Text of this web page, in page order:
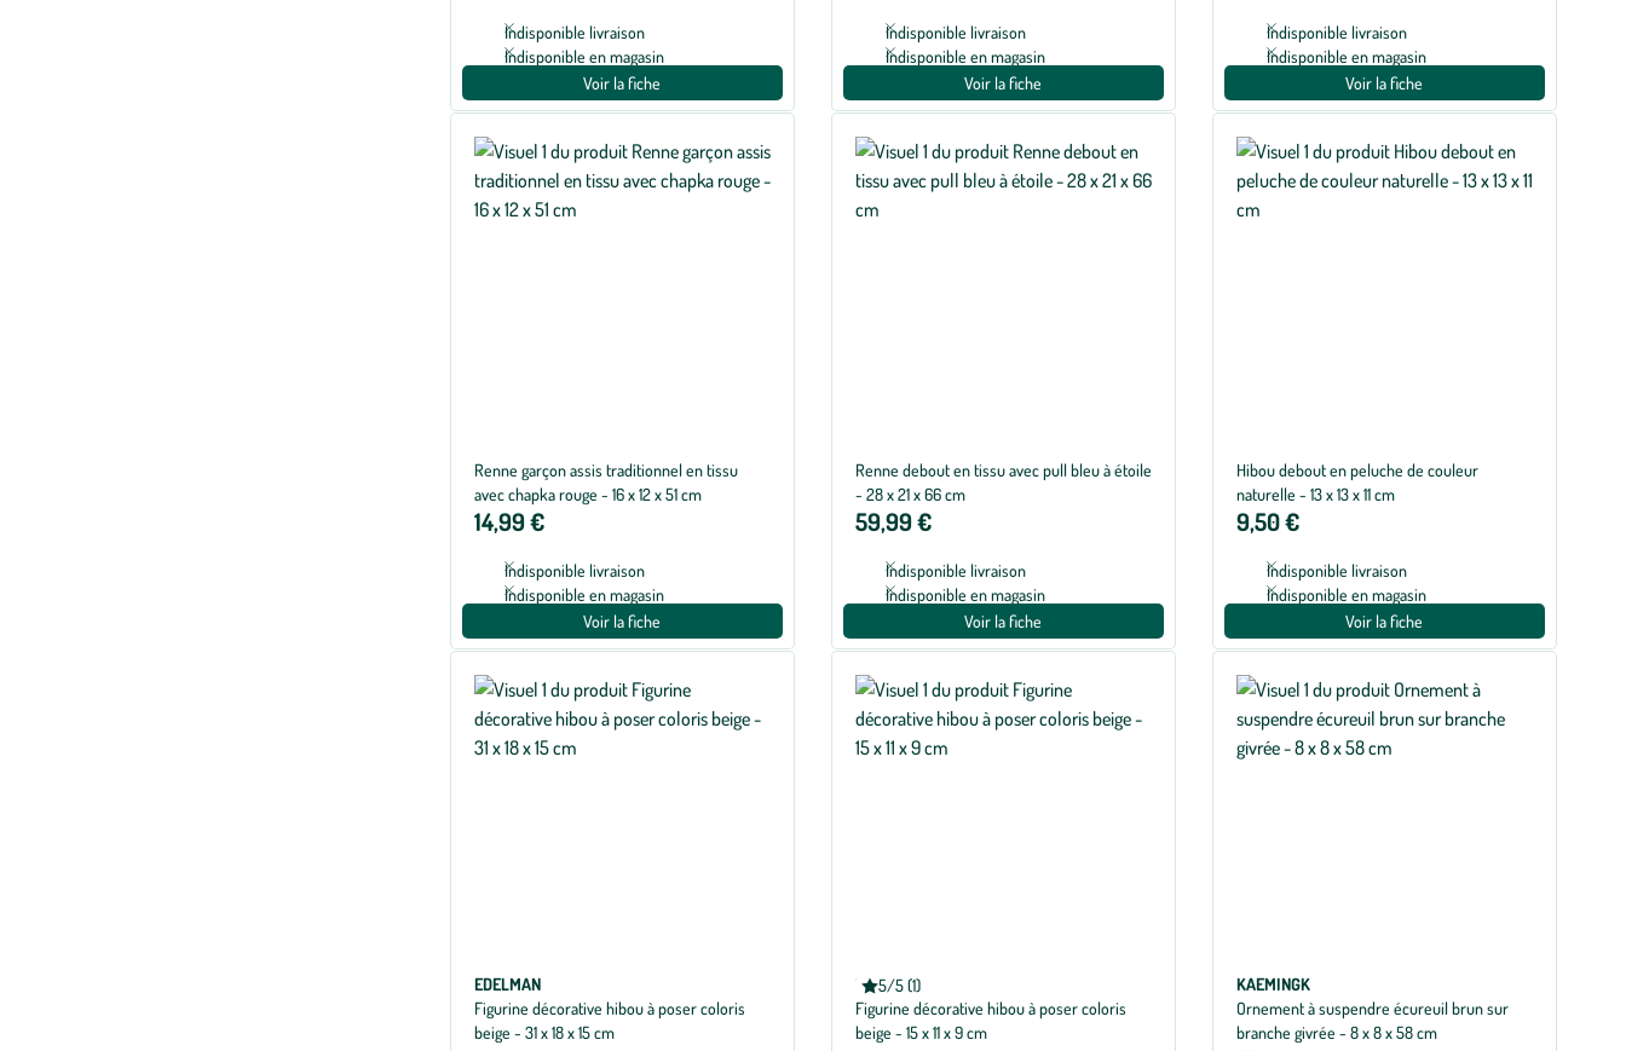
Indisponible livraison
Indisponible en magasin
Voir la fiche
Indisponible livraison
Indisponible en magasin
Voir la fiche
Indisponible livraison
Indisponible en magasin
Voir la fiche
Renne garçon assis traditionnel en tissu
avec chapka rouge - 16 x 12 x 51 cm
14,99 €
Indisponible livraison
Indisponible en magasin
Voir la fiche
Renne debout en tissu avec pull bleu à étoile
- 28 x 21 x 66 cm
59,99 €
Indisponible livraison
Indisponible en magasin
Voir la fiche
Hibou debout en peluche de couleur
naturelle - 13 x 13 x 11 cm
9,50 €
Indisponible livraison
Indisponible en magasin
Voir la fiche
EDELMAN
Figurine décorative hibou à poser coloris
beige - 31 x 18 x 15 cm
5/5 (1)
Note
moyenne
de
5
EDELMAN
Figurine décorative hibou à poser coloris
beige - 15 x 11 x 9 cm
KAEMINGK
Ornement à suspendre écureuil brun sur
branche givrée - 8 x 8 x 58 cm